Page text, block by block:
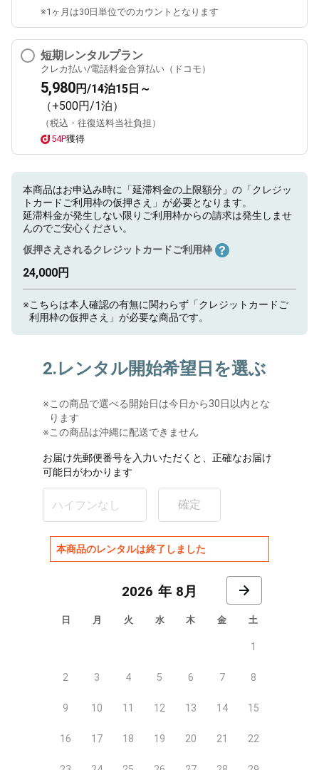
※1ヶ月は30日単位でのカウントとなります
短期レンタルプラン
クレカ払い/電話料金合算払い（ドコモ）
5,980円/14泊15日～
（+500円/1泊）
（税込・往復送料当社負担）
54P獲得
本商品はお申込み時に「延滞料金の上限額分」の「クレジッ
トカードご利用枠の仮押さえ」が必要となります。
延滞料金が発生しない限りご利用枠からの請求は発生しませ
んのでご安心ください。
仮押さえされるクレジットカードご利用枠
24,000円
※こちらは本人確認の有無に関わらず「クレジットカードご
利用枠の仮押さえ」が必要な商品です。
2.レンタル開始希望日を選ぶ
※この商品で選べる開始日は今日から30日以内とな
ります
※この商品は沖縄に配送できません
お届け先郵便番号を入力いただくと、正確なお届け
可能日がわかります
確定
本商品のレンタルは終了しました
8月
日 月 火 水 木 金 土
1
2 3 4 5 6 7 8
9 10 11 12 13 14 15
16 17 18 19 20 21 22